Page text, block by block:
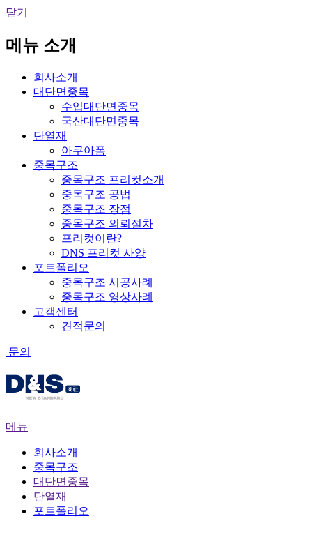
닫기
메뉴 소개
회사소개
대단면중목
수입대단면중목
국산대단면중목
단열재
아쿠아폼
중목구조
중목구조 프리컷소개
중목구조 공법
중목구조 장점
중목구조 의뢰절차
프리컷이란?
DNS 프리컷 사양
포트폴리오
중목구조 시공사례
중목구조 영상사례
고객센터
견적문의
문의
메뉴
회사소개
중목구조
대단면중목
단열재
포트폴리오